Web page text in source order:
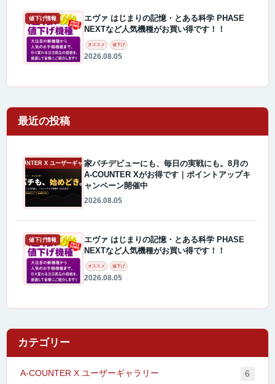
値下げ情報
エヴァ はじまりの記憶・とある科学 PHASE
NEXTなど人気機種がお買い得です！！
オススメ 値下げ
2026.08.05
最近の投稿
A-COUNTER X ユーザーギャラリー家パチデビューにも、毎日の実戦にも。8月の
A-COUNTER Xがお得です｜ポイントアップキ
ャンペーン開催中
2026.08.05
値下げ情報
エヴァ はじまりの記憶・とある科学 PHASE
NEXTなど人気機種がお買い得です！！
オススメ 値下げ
2026.08.05
カテゴリー
A-COUNTER X ユーザーギャラリー 6